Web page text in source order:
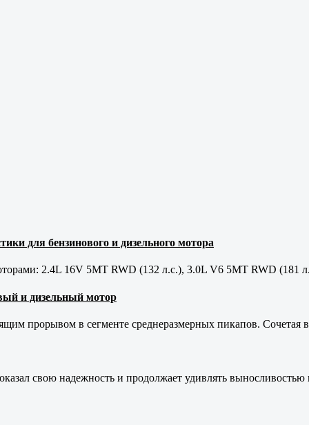
для бензинового и дизельного мотора
2.4L 16V 5MT RWD (132 л.с.), 3.0L V6 5MT RWD (181
и дизельный мотор
прорывом в сегменте среднеразмерных пикапов. Сочетая
свою надежность и продолжает удивлять выносливостью